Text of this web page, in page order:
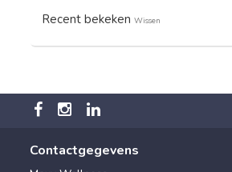
Recent bekeken Wissen
Contactgegevens